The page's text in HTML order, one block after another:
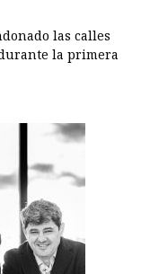
las calles
la primera